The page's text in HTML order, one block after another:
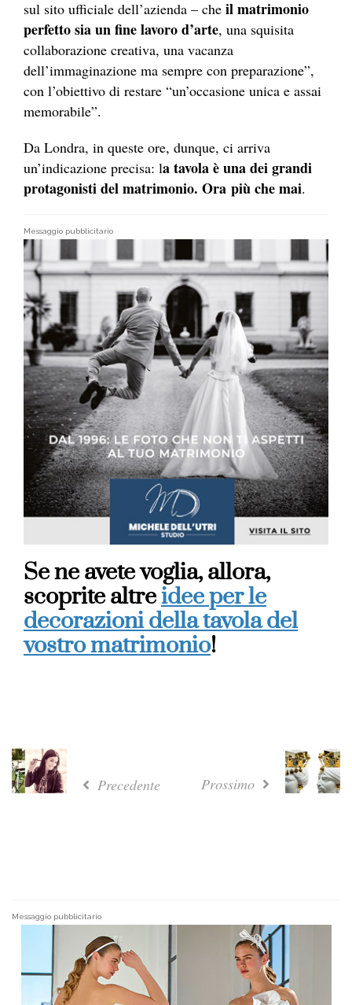
sul sito ufficiale dell’azienda – che il matrimonio
perfetto sia un fine lavoro d’arte, una squisita
collaborazione creativa, una vacanza
dell’immaginazione ma sempre con preparazione”,
con l’obiettivo di restare “un’occasione unica e assai
memorabile”.
Da Londra, in queste ore, dunque, ci arriva
un’indicazione precisa: la tavola è una dei grandi
protagonisti del matrimonio. Ora più che mai.
Messaggio pubblicitario
Se ne avete voglia, allora,
scoprite altreidee per le
decorazioni della tavola del
vostro matrimonio!
Precedente Prossimo
Messaggio pubblicitario